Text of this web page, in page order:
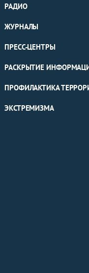
РАДИО
ЖУРНАЛЫ
ПРЕСС-ЦЕНТРЫ
РАСКРЫТИЕ
ПРОФИЛАКТИКА
ЭКСТРЕМИЗМА